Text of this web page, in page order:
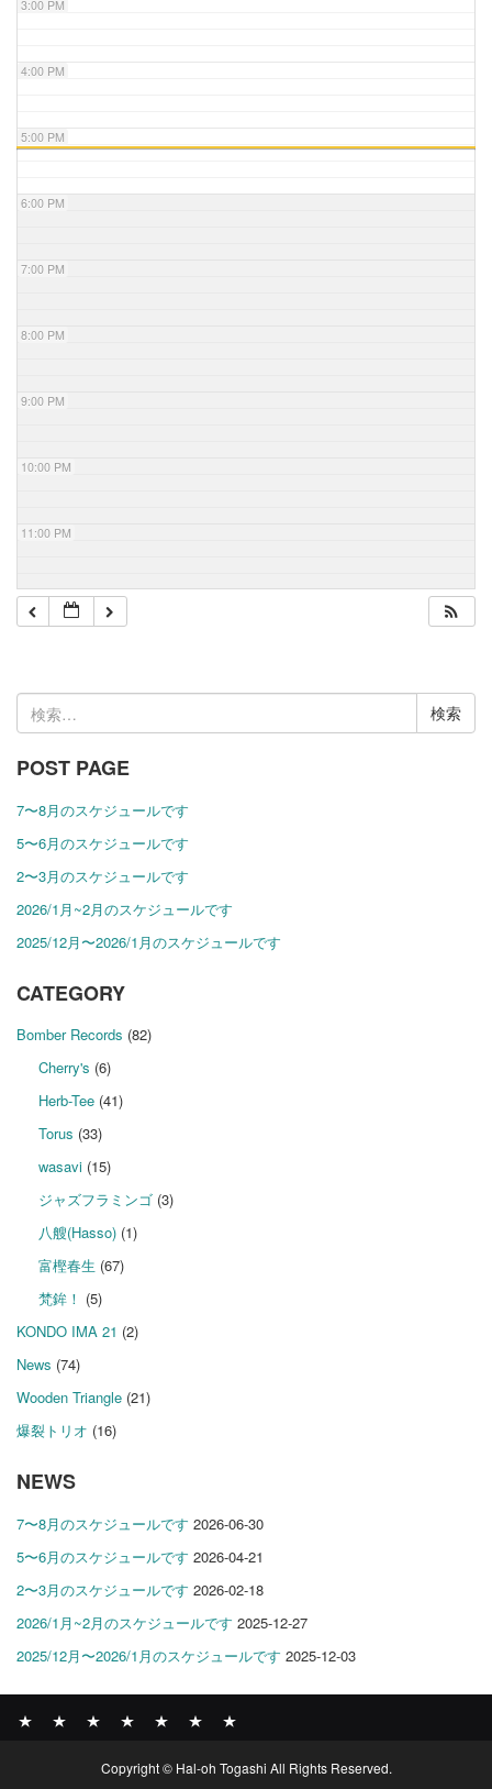
3:00 PM
4:00 PM
5:00 PM
6:00 PM
7:00 PM
8:00 PM
9:00 PM
10:00 PM
11:00 PM
検
索:
POST PAGE
7〜8月のスケジュールです
5〜6月のスケジュールです
2〜3月のスケジュールです
2026/1月~2月のスケジュールです
2025/12月〜2026/1月のスケジュールです
CATEGORY
Bomber Records (82)
Cherry's (6)
Herb-Tee(41)
Torus (33)
wasavi(15)
ジャズフラミンゴ(3)
八艘(Hasso)(1)
富樫春生 (67)
梵鉾！ (5)
KONDO IMA 21 (2)
News (74)
Wooden Triangle (21)
爆裂トリオ (16)
NEWS
7〜8月のスケジュールです 2026-06-30
5〜6月のスケジュールです 2026-04-21
2〜3月のスケジュールです 2026-02-18
2026/1月~2月のスケジュールです 2025-12-27
2025/12月〜2026/1月のスケジュールです 2025-12-03
RECORDS
PROFILE
Copyright © Hal-oh Togashi All Rights Reserved.